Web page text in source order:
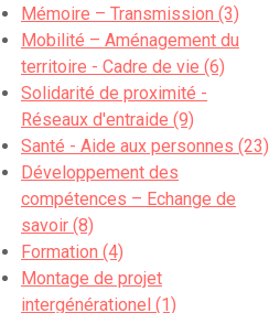
Mémoire – Transmission (3)
Mobilité – Aménagement du
territoire - Cadre de vie (6)
Solidarité de proximité -
Réseaux d'entraide (9)
Santé - Aide aux personnes (23)
Développement des
compétences – Echange de
savoir (8)
Formation (4)
Montage de projet
intergénérationel (1)